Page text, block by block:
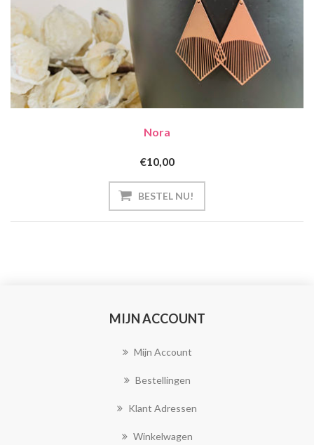
Nora
€10,00
MIJN ACCOUNT
Mijn Account
Bestellingen
Klant Adressen
Winkelwagen